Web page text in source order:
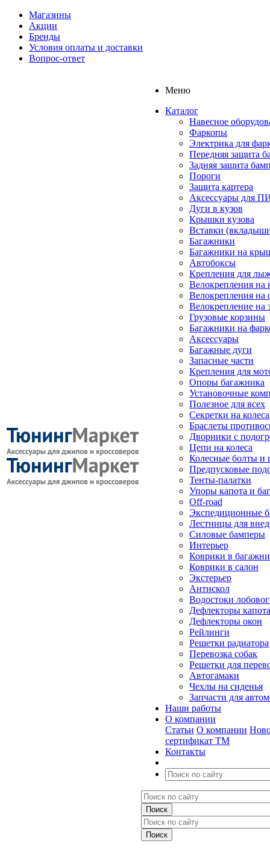
Магазины
Акции
Бренды
Условия оплаты и доставки
Вопрос-ответ
Меню
Каталог
Навесное
Фаркопы
Электрика для
Передняя защита
Задняя защита
Пороги
Защита картера
Аксессуары для
Дуги в кузов
Крышки кузова
Вставки
Багажники
Багажники на
Автобоксы
Крепления для
Велокрепления
Велокрепления на
Велокрепление на
Грузовые корзины
Багажники на
Аксессуары
Багажные дуги
Запасные части
Крепления для
Опоры багажника
Установочные
Полезное для всех
Секретки на колеса
Браслеты
Дворники с
Цепи на колеса
Колесные болты и
Предпусковые
Тенты-палатки
Упоры капота и
Off-road
Экспедиционные
Лестницы для
Силовые бамперы
Интерьер
Коврики в
Коврики в салон
Экстерьер
Антискол
Водостоки
Дефлекторы капота
Дефлекторы окон
Рейлинги
Решетки радиатора
Перевозка собак
Решетки для
Автогамаки
Чехлы на сиденья
Запчасти для
Наши работы
О компании
Статьи О компании
сертификат ТМ
Контакты